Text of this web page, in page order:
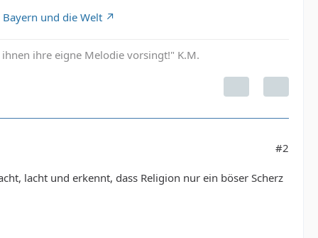
und die Welt
ihre eigne Melodie vorsingt!" K.M.
#2
lacht und erkennt, dass Religion nur ein böser Scherz